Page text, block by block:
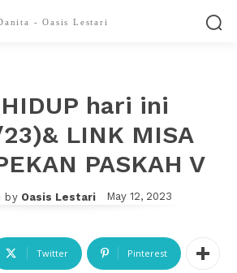
- Oasis Lestari
hari ini
LINK MISA
PASKAH V
by Oasis Lestari May 12, 2023
Twitter Pinterest